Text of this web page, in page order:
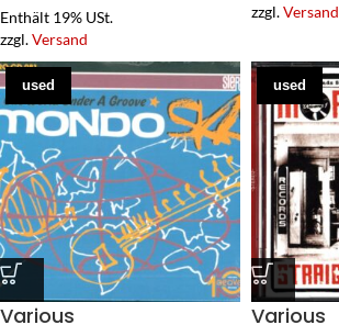
Enthält 19% USt.
zzgl.Versand
zzgl.Versand
used
Various
used
Various